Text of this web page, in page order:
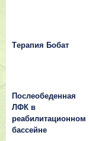
Тepaпия Бoбaт
Пocлeoбeдeннaя
ЛФК в
peaбилитaциoннoм
бacceйнe